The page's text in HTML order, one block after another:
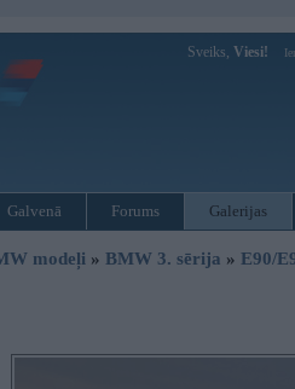
Sveiks, Viesi!
Galvenā Forums Galerijas
modeļi » BMW 3. sērija » E90/